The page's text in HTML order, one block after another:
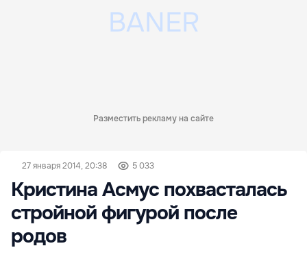
Разместить рекламу на сайте
27 января 2014, 20:38 5 033
Кристина Асмус похвасталась
стройной фигурой после
родов